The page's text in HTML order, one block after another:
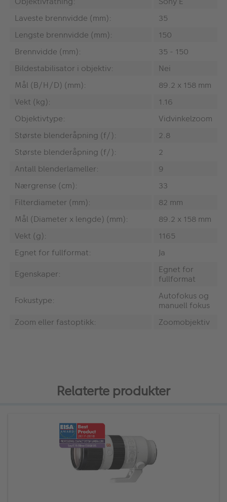
Laveste brennvidde (mm):
35
Lengste brennvidde (mm):
150
Brennvidde (mm):
35 - 150
Bildestabilisator i objektiv:
Nei
Mål (B/H/D) (mm):
89.2 x 158 mm
Vekt (kg):
1.16
Objektivtype:
Vidvinkelzoom
Største blenderåpning (f/):
2.8
Største blenderåpning (f/):
2
Antall blenderlameller:
9
Nærgrense (cm):
33
Filterdiameter (mm):
82 mm
Mål (Diameter x lengde) (mm):
89.2 x 158 mm
Vekt (g):
1165
Egnet for fullformat:
Ja
Egenskaper:
Egnet for
fullformat
Fokustype:
Autofokus og
manuell fokus
Zoom eller fastoptikk:
Zoomobjektiv
Relaterte produkter